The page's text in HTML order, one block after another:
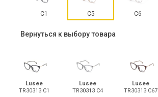
C1 C5 C6
Вернуться к выбору товара
Lusee
TR30313 C1
Lusee
TR30313 C4
Lusee
TR30313 C67